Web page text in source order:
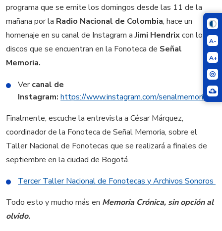
A-
A+
programa que se emite los domingos desde las 11 de la
mañana por la Radio Nacional de Colombia, hace un
homenaje en su canal de Instagram aJimi Hendrixcon los
discos que se encuentran en la Fonoteca de Señal
Memoria.
Vercanal de
Instagram: https://www.instagram.com/senalmemoria/
Finalmente, escuche la entrevista a César Márquez,
coordinador de la Fonoteca de Señal Memoria, sobre el
Taller Nacional de Fonotecas que se realizará a finales de
septiembre en la ciudad de Bogotá.
Tercer Taller Nacional de Fonotecas y Archivos Sonoros
Todo esto y mucho más en Memoria Crónica, sin opción al
olvido.